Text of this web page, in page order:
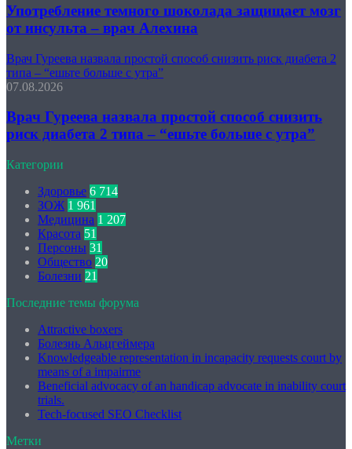
Употребление темного шоколада защищает мозг
от инсульта – врач Алехина
Врач Гуреева назвала простой способ снизить риск диабета 2
типа – “ешьте больше с утра”
07.08.2026
Врач Гуреева назвала простой способ снизить
риск диабета 2 типа – “ешьте больше с утра”
Категории
Здоровье 6 714
ЗОЖ 1 961
Медицина 1 207
Красота 51
Персоны 31
Общество 20
Болезни 21
Последние темы форума
Attractive boxers
Болезнь Альцгеймера
Knowledgeable representation in incapacity requests court by
means of a impairme
Beneficial advocacy of an handicap advocate in inability court
trials.
Tech-focused SEO Checklist
Метки